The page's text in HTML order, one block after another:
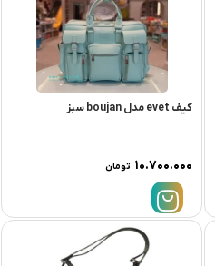
کیف evet مدل boujan سبز
۱۰.۷۰۰.۰۰۰ تومان